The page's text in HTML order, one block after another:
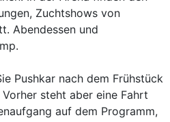
Zuchtshows von
Abendessen und
Pushkar nach dem Frühstück
steht aber eine Fahrt
auf dem Programm,